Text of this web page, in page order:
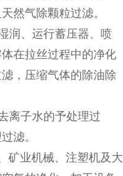
然气除颗粒过滤。
润、运行蓄压器、喷
在拉丝过程中的净化
，压缩气体的除油除
离子水的予处理过
滤。
矿业机械、注塑机及大